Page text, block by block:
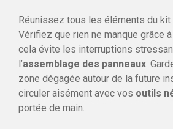
Réunissez tous les éléments du kit
Vérifiez que rien ne manque grâce
cela évite les interruptions
l’assemblage des panneaux.
zone dégagée autour de la future
circuler aisément avec vos outils
portée de main.